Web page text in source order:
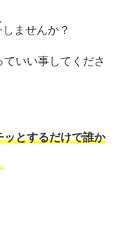
しませんか？
ていい事してくださ
ッとするだけで誰か